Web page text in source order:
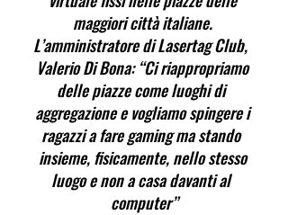
maggiori città italiane.
L’amministratore di Lasertag Club,
Valerio Di Bona: “Ci riappropriamo
delle piazze come luoghi di
aggregazione e vogliamo spingere i
ragazzi a fare gaming ma stando
insieme, fisicamente, nello stesso
luogo e non a casa davanti al
computer”